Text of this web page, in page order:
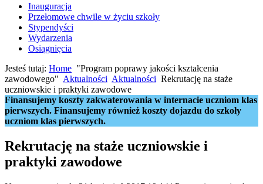
Inauguracja
Przełomowe chwile w życiu szkoły
Stypendyści
Wydarzenia
Osiągnięcia
Jesteś tutaj: Home "Program poprawy jakości kształcenia
zawodowego" Aktualności Aktualności Rekrutację na staże
uczniowskie i praktyki zawodowe
Finansujemy koszty zakwaterowania w internacie uczniom klas
pierwszych. Finansujemy również koszty dojazdu do szkoły
uczniom klas pierwszych.
Rekrutację na staże uczniowskie i
praktyki zawodowe